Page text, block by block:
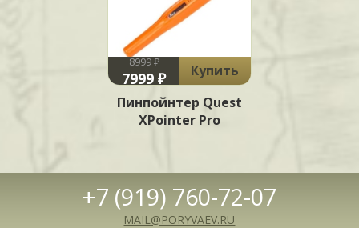
8999 ₽
7999 ₽
Купить
Пинпойнтер Quest
XPointer Pro
+7 (919) 760-72-07
MAIL@PORYVAEV.RU